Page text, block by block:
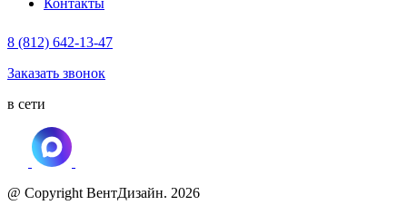
Контакты
8 (812) 642-13-47
Заказать звонок
в сети
@ Copyright ВентДизайн. 2026